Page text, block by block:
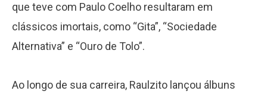
que teve com Paulo Coelho resultaram em
clássicos imortais, como “Gita”, “Sociedade
Alternativa” e “Ouro de Tolo”.
Ao longo de sua carreira, Raulzito lançou álbuns